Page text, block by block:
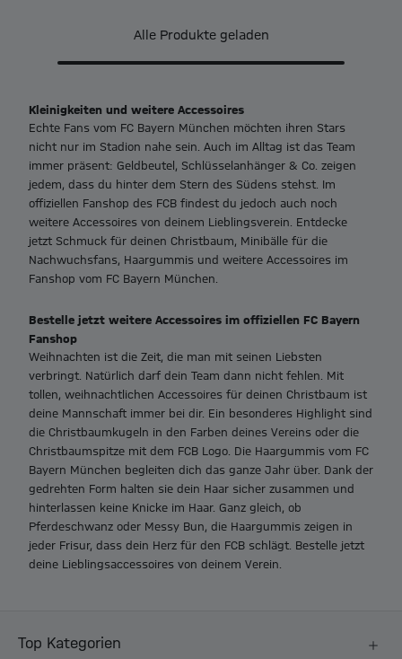
Alle Produkte geladen
Kleinigkeiten und weitere Accessoires
Echte Fans vom FC Bayern München möchten ihren Stars
nicht nur im Stadion nahe sein. Auch im Alltag ist das Team
immer präsent: Geldbeutel, Schlüsselanhänger & Co. zeigen
jedem, dass du hinter dem Stern des Südens stehst. Im
offiziellen Fanshop des FCB findest du jedoch auch noch
weitere Accessoires von deinem Lieblingsverein. Entdecke
jetzt Schmuck für deinen Christbaum, Minibälle für die
Nachwuchsfans, Haargummis und weitere Accessoires im
Fanshop vom FC Bayern München.
Bestelle jetzt weitere Accessoires im offiziellen FC Bayern
Fanshop
Weihnachten ist die Zeit, die man mit seinen Liebsten
verbringt. Natürlich darf dein Team dann nicht fehlen. Mit
tollen, weihnachtlichen Accessoires für deinen Christbaum ist
deine Mannschaft immer bei dir. Ein besonderes Highlight sind
die Christbaumkugeln in den Farben deines Vereins oder die
Christbaumspitze mit dem FCB Logo. Die Haargummis vom FC
Bayern München begleiten dich das ganze Jahr über. Dank der
gedrehten Form halten sie dein Haar sicher zusammen und
hinterlassen keine Knicke im Haar. Ganz gleich, ob
Pferdeschwanz oder Messy Bun, die Haargummis zeigen in
jeder Frisur, dass dein Herz für den FCB schlägt. Bestelle jetzt
deine Lieblingsaccessoires von deinem Verein.
Top Kategorien